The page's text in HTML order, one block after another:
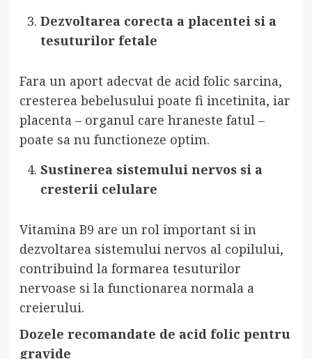
Dezvoltarea corecta a placentei si a
tesuturilor fetale
Fara un aport adecvat de acid folic sarcina,
cresterea bebelusului poate fi incetinita, iar
placenta – organul care hraneste fatul –
poate sa nu functioneze optim.
Sustinerea sistemului nervos si a
cresterii celulare
Vitamina B9 are un rol important si in
dezvoltarea sistemului nervos al copilului,
contribuind la formarea tesuturilor
nervoase si la functionarea normala a
creierului.
Dozele recomandate de acid folic pentru
gravide